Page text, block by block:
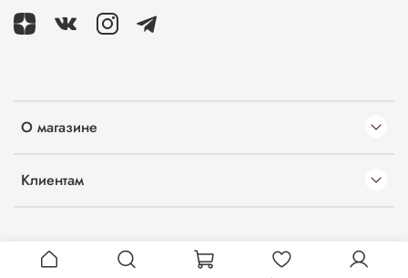
О магазине
Клиентам